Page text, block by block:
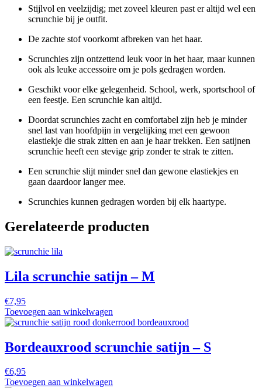
Stijlvol en veelzijdig; met zoveel kleuren past er altijd wel een
scrunchie bij je outfit.
De zachte stof voorkomt afbreken van het haar.
Scrunchies zijn ontzettend leuk voor in het haar, maar kunnen
ook als leuke accessoire om je pols gedragen worden.
Geschikt voor elke gelegenheid. School, werk, sportschool of
een feestje. Een scrunchie kan altijd.
Doordat scrunchies zacht en comfortabel zijn heb je minder
snel last van hoofdpijn in vergelijking met een gewoon
elastiekje die strak zitten en aan je haar trekken. Een satijnen
scrunchie heeft een stevige grip zonder te strak te zitten.
Een scrunchie slijt minder snel dan gewone elastiekjes en
gaan daardoor langer mee.
Scrunchies kunnen gedragen worden bij elk haartype.
Gerelateerde producten
Lila scrunchie satijn – M
€7,95
Toevoegen aan winkelwagen
Bordeauxrood scrunchie satijn – S
€6,95
Toevoegen aan winkelwagen